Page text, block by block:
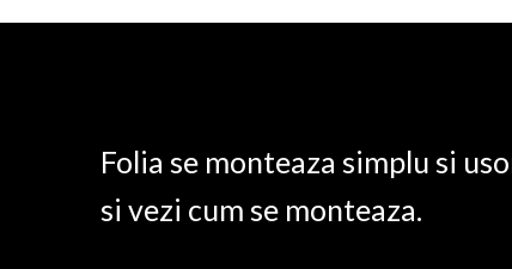
Folia se monteaza simplu si
si vezi cum se monteaza.